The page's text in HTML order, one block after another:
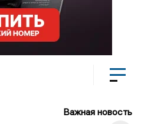
Важная новость